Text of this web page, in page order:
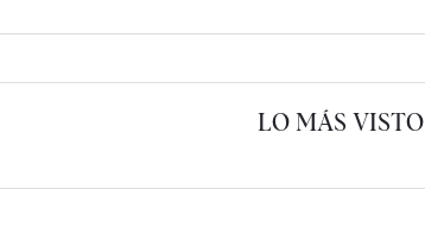
LO MÁS VISTO